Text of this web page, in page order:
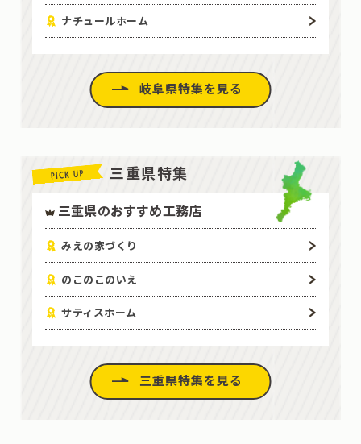
ナチュールホーム
岐阜県特集を見る
三重県特集
三重県のおすすめ工務店
みえの家づくり
のこのこのいえ
サティスホーム
三重県特集を見る